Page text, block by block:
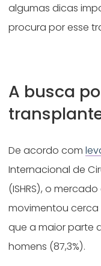
algumas dicas
procura por esse
A busca
De acordo com
Internacional de
(ISHRS), o
movimentou cerca
que a maior parte
homens (87,3%).